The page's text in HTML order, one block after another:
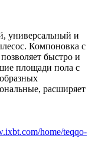
универсальный и
Компоновка с
быстро и
площади пола с
расширяет
home/teqqo-